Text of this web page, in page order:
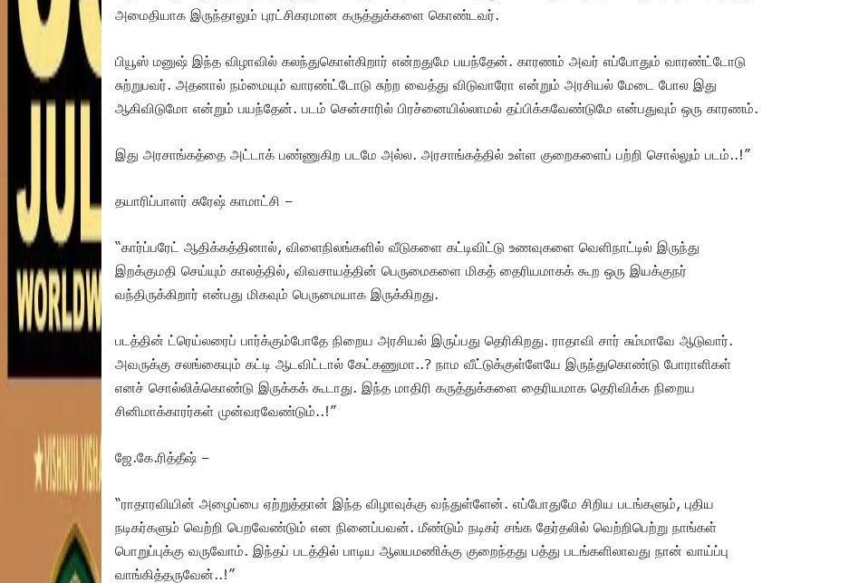
அமைதியாக இருந்தாலும் புரட்சிகரமான கருத்துக்களை கொண்டவர்.
பியூஸ் மனுஷ் இந்த விழாவில் கலந்துகொள்கிறார் என்றதுமே பயந்தேன். காரணம் அவர் எப்போதும் வாரண்ட்டோடு
சுற்றுபவர். அதனால் நம்மையும் வாரண்ட்டோடு சுற்ற வைத்து விடுவாரோ என்றும் அரசியல் மேடை போல இது
ஆகிவிடுமோ என்றும் பயந்தேன். படம் சென்சாரில் பிரச்னையில்லாமல் தப்பிக்கவேண்டுமே என்பதுவும் ஒரு காரணம்.
இது அரசாங்கத்தை அட்டாக் பண்ணுகிற படமே அல்ல. அரசாங்கத்தில் உள்ள குறைகளைப் பற்றி சொல்லும் படம்..!”
தயாரிப்பாளர் சுரேஷ் காமாட்சி –
“கார்ப்பரேட் ஆதிக்கத்தினால், விளைநிலங்களில் வீடுகளை கட்டிவிட்டு உணவுகளை வெளிநாட்டில் இருந்து
இறக்குமதி செய்யும் காலத்தில், விவசாயத்தின் பெருமைகளை மிகத் தைரியமாகக் கூற ஒரு இயக்குநர்
வந்திருக்கிறார் என்பது மிகவும் பெருமையாக இருக்கிறது.
படத்தின் ட்ரெய்லரைப் பார்க்கும்போதே நிறைய அரசியல் இருப்பது தெரிகிறது. ராதாவி சார் சும்மாவே ஆடுவார்.
அவருக்கு சலங்கையும் கட்டி ஆடவிட்டால் கேட்கணுமா..? நாம வீட்டுக்குள்ளேயே இருந்துகொண்டு போராளிகள்
எனச் சொல்லிக்கொண்டு இருக்கக் கூடாது. இந்த மாதிரி கருத்துக்களை தைரியமாக தெரிவிக்க நிறைய
சினிமாக்காரர்கள் முன்வரவேண்டும்..!”
ஜே.கே.ரித்தீஷ் –
“ராதாரவியின் அழைப்பை ஏற்றுத்தான் இந்த விழாவுக்கு வந்துள்ளேன். எப்போதுமே சிறிய படங்களும், புதிய
நடிகர்களும் வெற்றி பெறவேண்டும் என நினைப்பவன். மீண்டும் நடிகர் சங்க தேர்தலில் வெற்றிபெற்று நாங்கள்
பொறுப்புக்கு வருவோம். இந்தப் படத்தில் பாடிய ஆலயமணிக்கு குறைந்தது பத்து படங்களிலாவது நான் வாய்ப்பு
வாங்கித்தருவேன்..!”